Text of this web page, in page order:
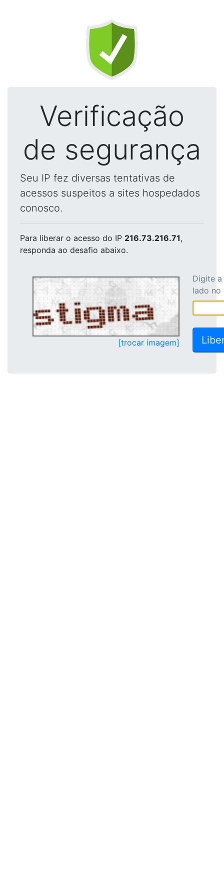
Verificação
de segurança
Seu IP fez diversas tentativas de
acessos suspeitos a sites hospedados
conosco.
Para liberar o acesso do IP 216.73.216.71,
responda ao desafio abaixo.
[trocar imagem]
Digite
lado no